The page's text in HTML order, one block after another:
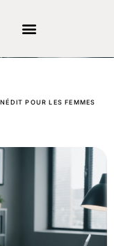
POUR LES FEMMES